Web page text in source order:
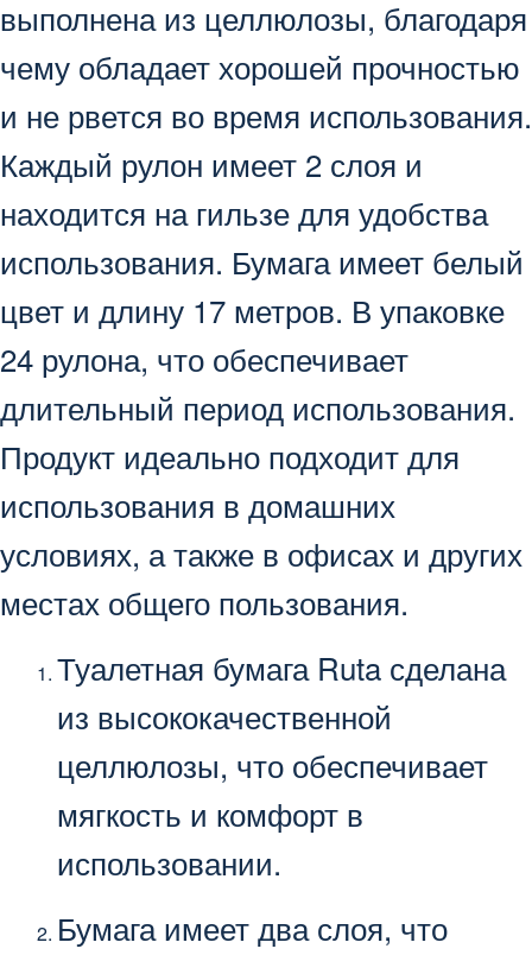
выполнена из целлюлозы, благодаря
чему обладает хорошей прочностью
и не рвется во время использования.
Каждый рулон имеет 2 слоя и
находится на гильзе для удобства
использования. Бумага имеет белый
цвет и длину 17 метров. В упаковке
24 рулона, что обеспечивает
длительный период использования.
Продукт идеально подходит для
использования в домашних
условиях, а также в офисах и других
местах общего пользования.
Туалетная бумага Ruta сделана
из высококачественной
целлюлозы, что обеспечивает
мягкость и комфорт в
использовании.
Бумага имеет два слоя, что